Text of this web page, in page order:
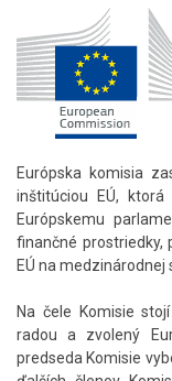
užívateľské
menu
Skočiť
pätičku
Európska komisia
inštitúciou EÚ,
Európskemu
finančné prostriedky,
EÚ na medzinárodnej
Na čele Komisie
radou a zvolený
predseda Komisie